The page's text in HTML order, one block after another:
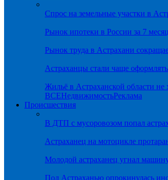
Спрос на земельные участки в
Рынок ипотеки в России за 7
Рынок труда в Астрахани
Астраханцы стали чаще
Жильё в Астраханской области не
ВСЕНедвижимостьРеклама
Происшествия
В ДТП с мусоровозом попал
Астраханец на мотоцикле
Молодой астраханец угнал
Под Астраханью опрокинулась